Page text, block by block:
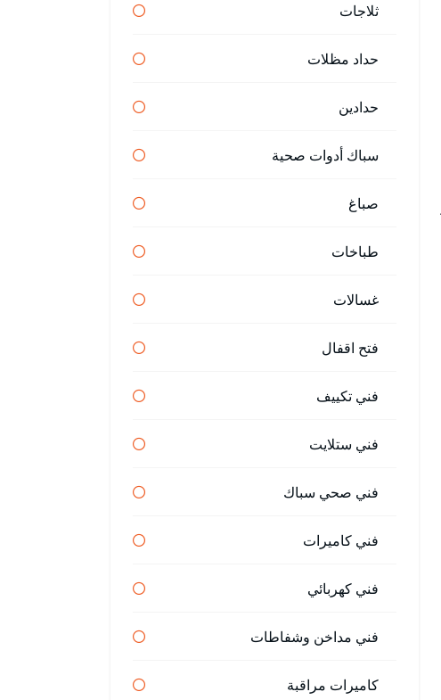
ثلاجات
حداد مظلات
حدادين
سباك أدوات صحية
صباغ
طباخات
غسالات
فتح اقفال
فني تكييف
فني ستلايت
فني صحي سباك
فني كاميرات
فني كهربائي
فني مداخن وشفاطات
كاميرات مراقبة